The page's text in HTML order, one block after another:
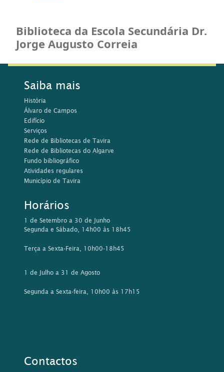
Biblioteca da Escola Secundária Dr.
Jorge Augusto Correia
Saiba mais
História
Álvaro de Campos
Edifício
Serviços
Rede de Bibliotecas de Tavira
Rede de Bibliotecas do Algarve
Fundo bibliográfico
Atividades regulares
Município de Tavira
Horários
1 de Setembro a 30 de Junho
Segunda e Sábado, 14h00 às 18h45
Terça a Sexta-Feira, 10h00-18h45
1 de Julho a 31 de Agosto
Segunda a Sexta-feira, 10h00 às 17h15
Contactos